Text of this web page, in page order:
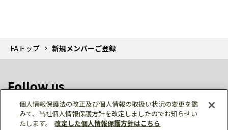
(3) 二重に登録している場合
6.
当社は、1年以上にわたってログインしてい
ない登録者の登録者情報を登録者情報データ
ベースから削除できるものとします。
い取扱いをしてください。
ースの配信をご希望されたメンバーのみに製
品の最新情報やご利用に役立つトピックスな
FAトップ 新規メンバーご登録
Follow us
個人情報保護法の改正及び個人情報の取扱い状況の変更を鑑
みて、当社個人情報保護方針を改定しましたのでお知らせい
たします。
改定した個人情報保護方針はこちら